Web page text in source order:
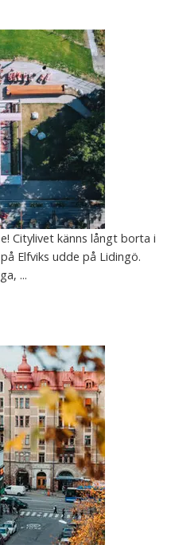
Citylivet känns långt borta i
Elfviks udde på Lidingö.
...